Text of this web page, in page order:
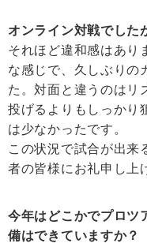
オンライン対戦でした
それほど違和感はあり
な感じで、久しぶりの
た。対面と違うのはリ
投げるよりもしっかり
は少なかったです。
この状況で試合が出来
者の皆様にお礼申し上
今年はどこかでプロツ
備はできていますか？